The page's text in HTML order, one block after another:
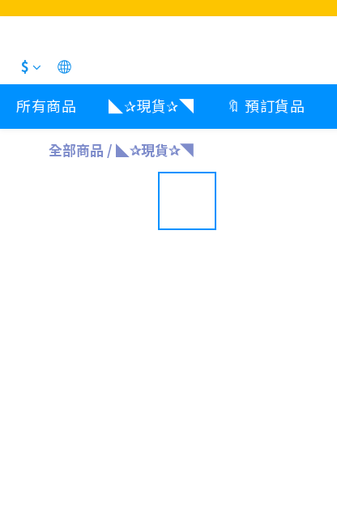
$
所有商品 ◣✰現貨✰◥ 🔖 預訂貨品
全部商品 / ◣✰現貨✰◥